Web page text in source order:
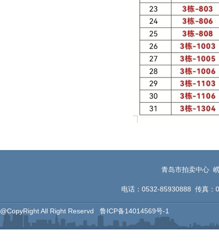
青岛市拍卖中心
电话：0532-85930888 传真：
@CopyRight All Right Reservd 鲁ICP备14014569号-1